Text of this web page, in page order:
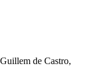
de Castro,